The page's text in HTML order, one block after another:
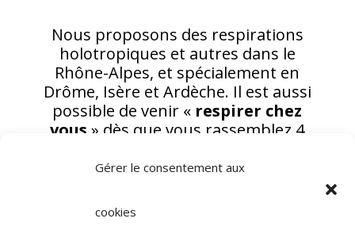
Gérer le consentement aux
cookies
Nous proposons des respirations
holotropiques et autres dans le
Rhône-Alpes, et spécialement en
Drôme, Isère et Ardèche. Il est aussi
possible de venir « respirer chez
vous » dès que vous rassemblez 4
local adapté.Parlons-en…